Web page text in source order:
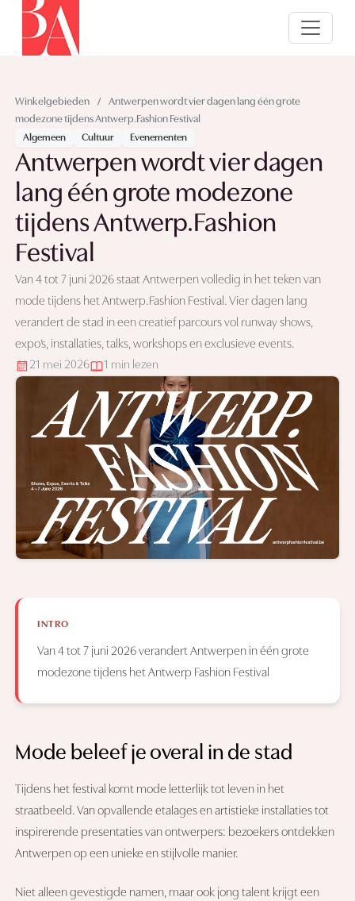
Winkelgebieden /
Antwerpen wordt vier dagen lang één grote
modezone tijdens Antwerp.Fashion Festival
Algemeen
Cultuur Evenementen
Antwerpen wordt vier dagen
lang één grote modezone
tijdens Antwerp.Fashion
Festival
Van 4 tot 7 juni 2026 staat Antwerpen volledig in het teken van
mode tijdens het Antwerp.Fashion Festival. Vier dagen lang
verandert de stad in een creatief parcours vol runway shows,
expo’s, installaties, talks, workshops en exclusieve events.
21 mei 2026
1 min lezen
INTRO
Van 4 tot 7 juni 2026 verandert Antwerpen in één grote
modezone tijdens het Antwerp Fashion Festival
Mode beleef je overal in de stad
Tijdens het festival komt mode letterlijk tot leven in het
straatbeeld. Van opvallende etalages en artistieke installaties tot
inspirerende presentaties van ontwerpers: bezoekers ontdekken
Antwerpen op een unieke en stijlvolle manier.
Niet alleen gevestigde namen, maar ook jong talent krijgt een